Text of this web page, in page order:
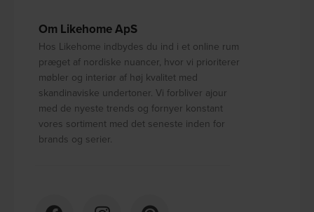
Om Likehome ApS
Hos Likehome indbydes du ind i et online rum
præget af nordiske nuancer, hvor vi prioriterer
møbler og interiør af høj kvalitet med
skandinaviske undertoner. Vi forbliver ajour
med de nyeste trends og fornyer konstant
vores sortiment med det seneste inden for
brands og serier.